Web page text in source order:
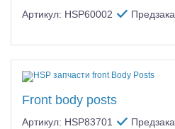
Артикул: HSP60002
Front body posts
Артикул: HSP83701